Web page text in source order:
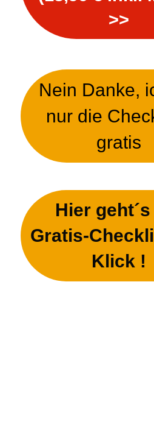
>>
Nein Danke,
nur die
gratis
Hier
Gratis-
Klick !